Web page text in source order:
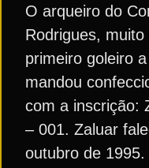
O arqueiro do
Rodrigues,
primeiro goleiro
mandou
com a inscrição:
– 001. Zaluar
outubro de 1995.